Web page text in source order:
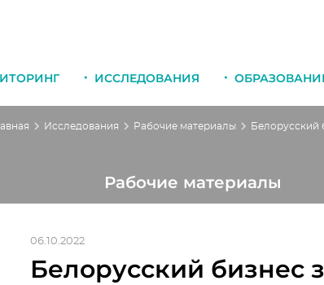
ИССЛЕДОВАНИЯ
Исследования Рабочие материалы
Рабочие материалы
06.10.2022
Белорусский бизнес